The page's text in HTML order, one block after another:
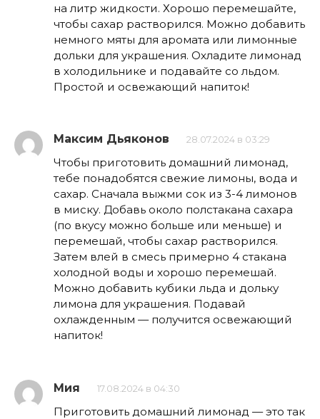
на литр жидкости. Хорошо перемешайте,
чтобы сахар растворился. Можно добавить
немного мяты для аромата или лимонные
дольки для украшения. Охладите лимонад
в холодильнике и подавайте со льдом.
Простой и освежающий напиток!
Максим Дьяконов 28.07.2024 в 03:29
Чтобы приготовить домашний лимонад,
тебе понадобятся свежие лимоны, вода и
сахар. Сначала выжми сок из 3-4 лимонов
в миску. Добавь около полстакана сахара
(по вкусу можно больше или меньше) и
перемешай, чтобы сахар растворился.
Затем влей в смесь примерно 4 стакана
холодной воды и хорошо перемешай.
Можно добавить кубики льда и дольку
лимона для украшения. Подавай
охлажденным — получится освежающий
напиток!
Мия 17.08.2024 в 04:30
Приготовить домашний лимонад — это так